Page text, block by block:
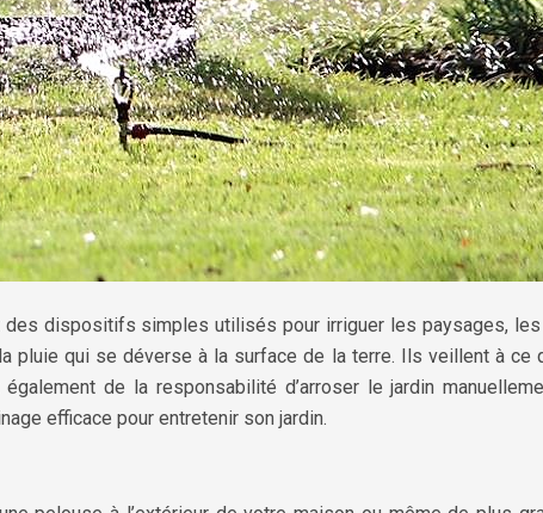
dispositifs simples utilisés pour irriguer les paysages,
pluie qui se déverse à la surface de la terre. Ils veillent à ce
de la responsabilité d’arroser le jardin
efficace pour entretenir son jardin.